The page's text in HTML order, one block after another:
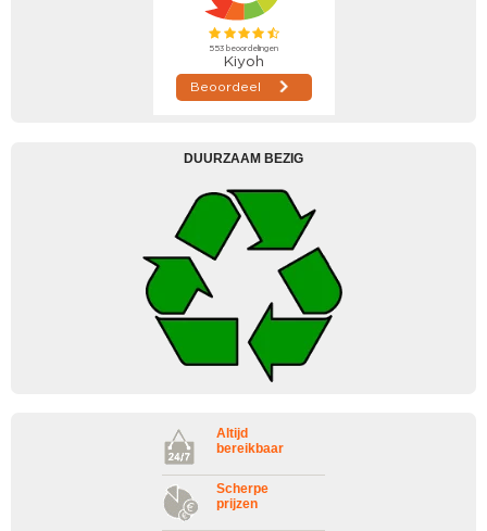
DUURZAAM BEZIG
Altijd
bereikbaar
Scherpe
prijzen